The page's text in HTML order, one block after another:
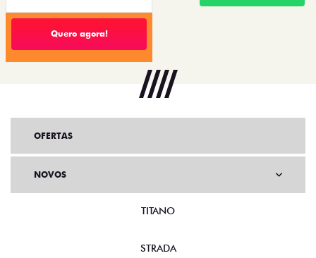
Quero agora!
OFERTAS
NOVOS
TITANO
STRADA